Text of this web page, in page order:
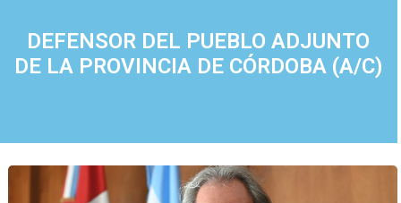
DEFENSOR DEL PUEBLO ADJUNTO
DE LA PROVINCIA DE CÓRDOBA (A/C)